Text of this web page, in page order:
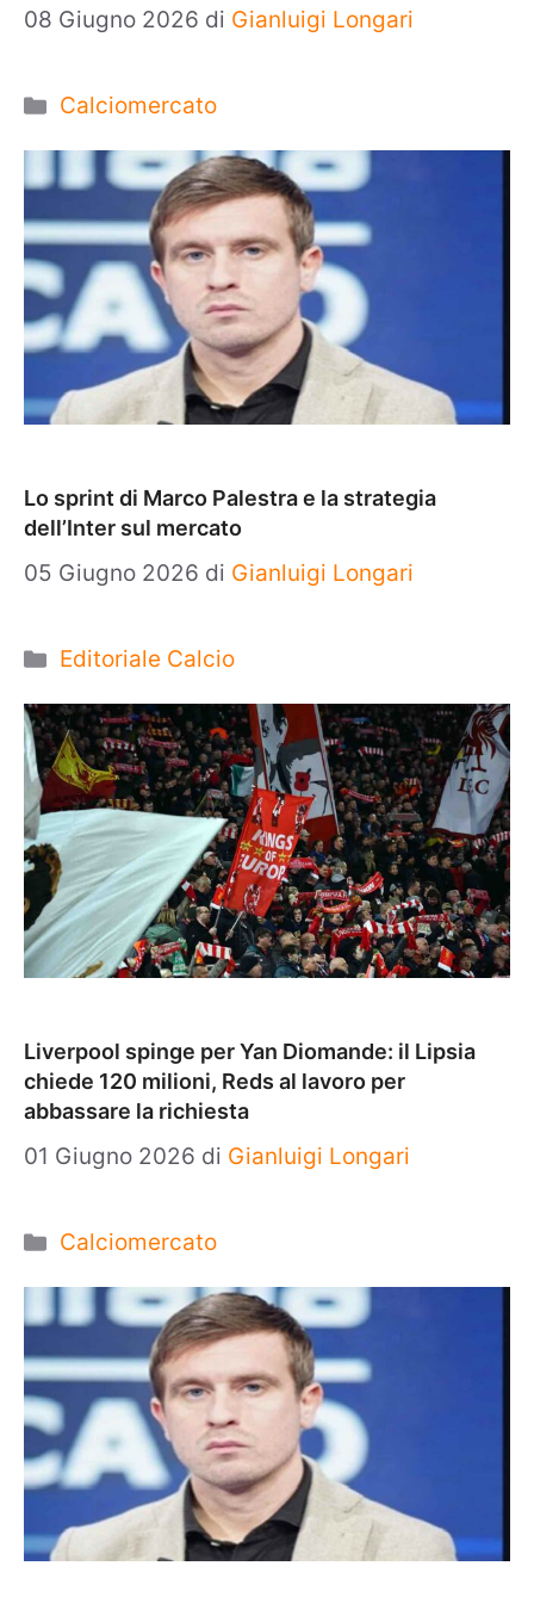
08 Giugno 2026 di Gianluigi Longari
Categorie
Calciomercato
Lo sprint di Marco Palestra e la strategia
dell’Inter sul mercato
05 Giugno 2026 di Gianluigi Longari
Categorie
Editoriale Calcio
Liverpool spinge per Yan Diomande: il Lipsia
chiede 120 milioni, Reds al lavoro per
abbassare la richiesta
01 Giugno 2026 di Gianluigi Longari
Categorie
Calciomercato